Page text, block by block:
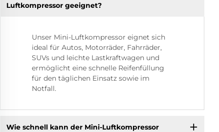
Luftkompressor geeignet?
Unser Mini-Luftkompressor eignet sich
ideal für Autos, Motorräder, Fahrräder,
SUVs und leichte Lastkraftwagen und
ermöglicht eine schnelle Reifenfüllung
für den täglichen Einsatz sowie im
Notfall.
Wie schnell kann der Mini-Luftkompressor